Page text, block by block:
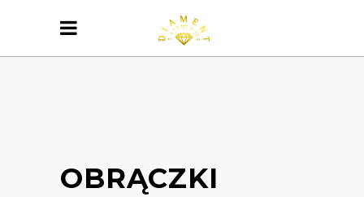
OBRĄCZKI